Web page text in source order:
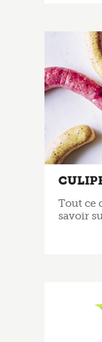
Tout ce
savoir